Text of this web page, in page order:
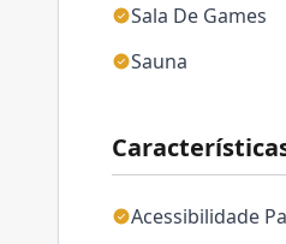
Sala De Games
Sauna
Acessibilidade